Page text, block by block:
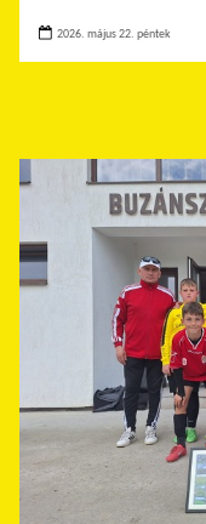
2026. május 22. péntek